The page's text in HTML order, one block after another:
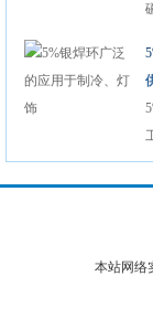
本站网络